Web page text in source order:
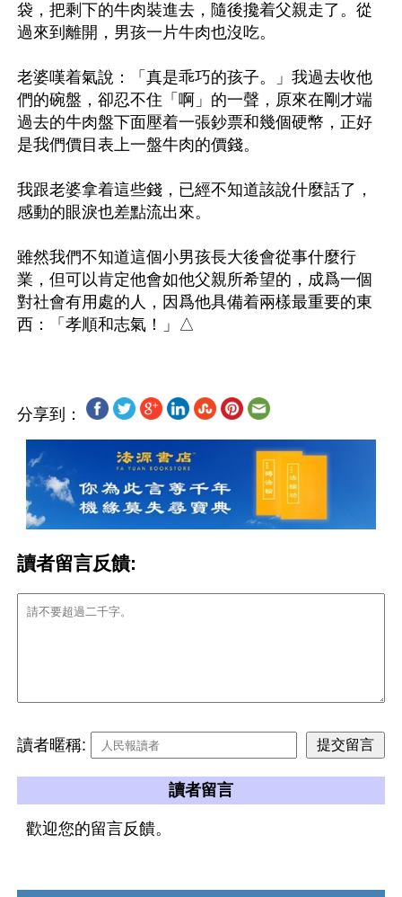
袋，把剩下的牛肉裝進去，隨後攙着父親走了。從
過來到離開，男孩一片牛肉也沒吃。
老婆嘆着氣說：「真是乖巧的孩子。」我過去收他
們的碗盤，卻忍不住「啊」的一聲，原來在剛才端
過去的牛肉盤下面壓着一張鈔票和幾個硬幣，正好
是我們價目表上一盤牛肉的價錢。
我跟老婆拿着這些錢，已經不知道該說什麼話了，
感動的眼淚也差點流出來。
雖然我們不知道這個小男孩長大後會從事什麼行
業，但可以肯定他會如他父親所希望的，成爲一個
對社會有用處的人，因爲他具備着兩樣最重要的東
分享到：
讀者留言反饋:
讀者暱稱:
讀者留言
歡迎您的留言反饋。